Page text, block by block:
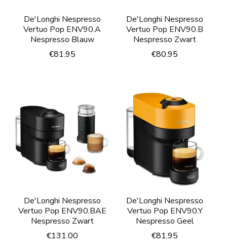
De'Longhi Nespresso
Vertuo Pop ENV90.A
Nespresso Blauw
€81.95
De'Longhi Nespresso
Vertuo Pop ENV90.B
Nespresso Zwart
€80.95
De'Longhi Nespresso
Vertuo Pop ENV90.BAE
Nespresso Zwart
€131.00
De'Longhi Nespresso
Vertuo Pop ENV90.Y
Nespresso Geel
€81.95